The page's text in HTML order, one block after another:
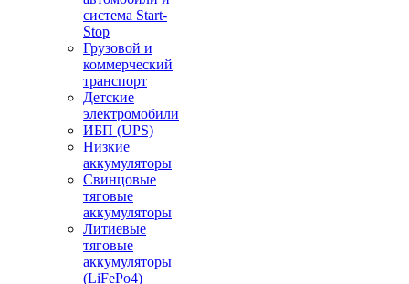
система Start-
Stop
Грузовой и
коммерческий
транспорт
Детские
электромобили
ИБП (UPS)
Низкие
аккумуляторы
Свинцовые
тяговые
аккумуляторы
Литиевые
тяговые
аккумуляторы
(LiFePo4)